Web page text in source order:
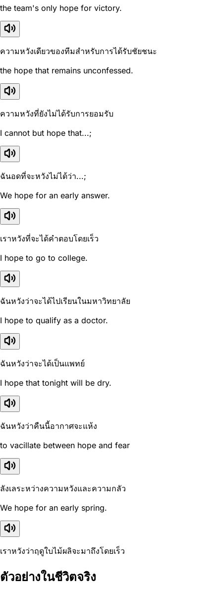
the team's only hope for victory.
ความหวังเดียวของทีมสำหรับการได้รับชัยชนะ
the hope that remains unconfessed.
ความหวังที่ยังไม่ได้รับการยอมรับ
I cannot but hope that...;
ฉันอดที่จะหวังไม่ได้ว่า...;
We hope for an early answer.
เราหวังที่จะได้คำตอบโดยเร็ว
I hope to go to college.
ฉันหวังว่าจะได้ไปเรียนในมหาวิทยาลัย
I hope to qualify as a doctor.
ฉันหวังว่าจะได้เป็นแพทย์
I hope that tonight will be dry.
ฉันหวังว่าคืนนี้อากาศจะแห้ง
to vacillate between hope and fear
ลังเลระหว่างความหวังและความกลัว
We hope for an early spring.
เราหวังว่าฤดูใบไม้ผลิจะมาถึงโดยเร็ว
ตัวอย่างในชีวิตจริง